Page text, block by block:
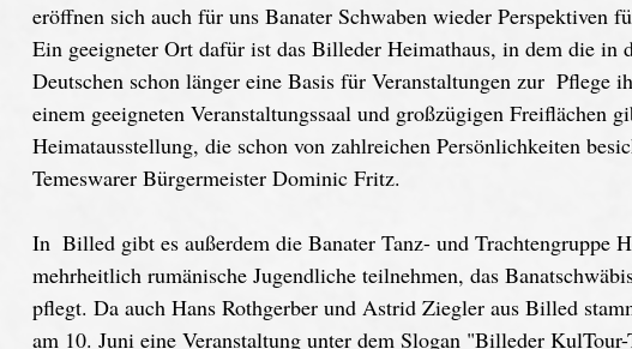
eröffnen sich auch für uns Banater Schwaben wieder Perspektiven
Ein geeigneter Ort dafür ist das Billeder Heimathaus, in dem die in
Deutschen schon länger eine Basis für Veranstaltungen zur  Pflege
einem geeigneten Veranstaltungssaal und großzügigen Freiflächen
Heimatausstellung, die schon von zahlreichen Persönlichkeiten
Temeswarer Bürgermeister Dominic Fritz.
In  Billed gibt es außerdem die Banater Tanz- und Trachtengruppe
mehrheitlich rumänische Jugendliche teilnehmen, das
pflegt. Da auch Hans Rothgerber und Astrid Ziegler aus Billed
am 10. Juni eine Veranstaltung unter dem Slogan "Billeder